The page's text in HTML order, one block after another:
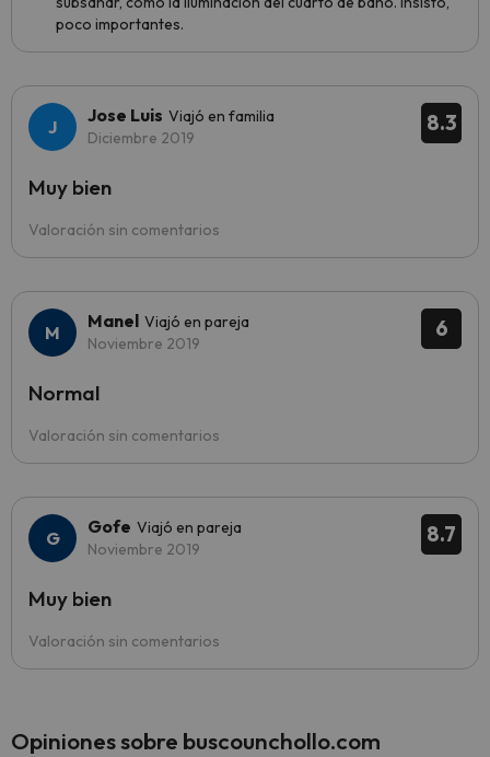
poco importantes.
8.3
Jose Luis Viajó en familia
Diciembre 2019
Valoración sin comentarios
Muy bien
6
Manel Viajó en pareja
Noviembre 2019
Valoración sin comentarios
Normal
8.7
Gofe Viajó en pareja
Noviembre 2019
Valoración sin comentarios
Muy bien
Opiniones sobre buscounchollo.com